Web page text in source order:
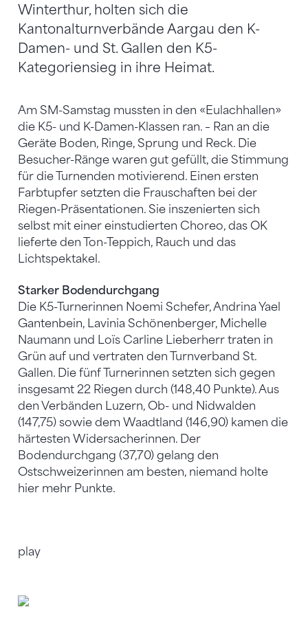
Winterthur, holten sich die
Kantonalturnverbände Aargau den K-
Damen- und St. Gallen den K5-
Kategoriensieg in ihre Heimat.
Am SM-Samstag mussten in den «Eulachhallen»
die K5- und K-Damen-Klassen ran. – Ran an die
Geräte Boden, Ringe, Sprung und Reck. Die
Besucher-Ränge waren gut gefüllt, die Stimmung
für die Turnenden motivierend. Einen ersten
Farbtupfer setzten die Frauschaften bei der
Riegen-Präsentationen. Sie inszenierten sich
selbst mit einer einstudierten Choreo, das OK
lieferte den Ton-Teppich, Rauch und das
Lichtspektakel.
Starker Bodendurchgang
Die K5-Turnerinnen Noemi Schefer, Andrina Yael
Gantenbein, Lavinia Schönenberger, Michelle
Naumann und Loïs Carline Lieberherr traten in
Grün auf und vertraten den Turnverband St.
Gallen. Die fünf Turnerinnen setzten sich gegen
insgesamt 22 Riegen durch (148,40 Punkte). Aus
den Verbänden Luzern, Ob- und Nidwalden
(147,75) sowie dem Waadtland (146,90) kamen die
härtesten Widersacherinnen. Der
Bodendurchgang (37,70) gelang den
Ostschweizerinnen am besten, niemand holte
hier mehr Punkte.
play